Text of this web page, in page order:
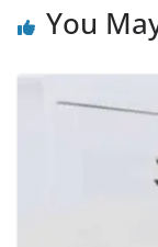
You